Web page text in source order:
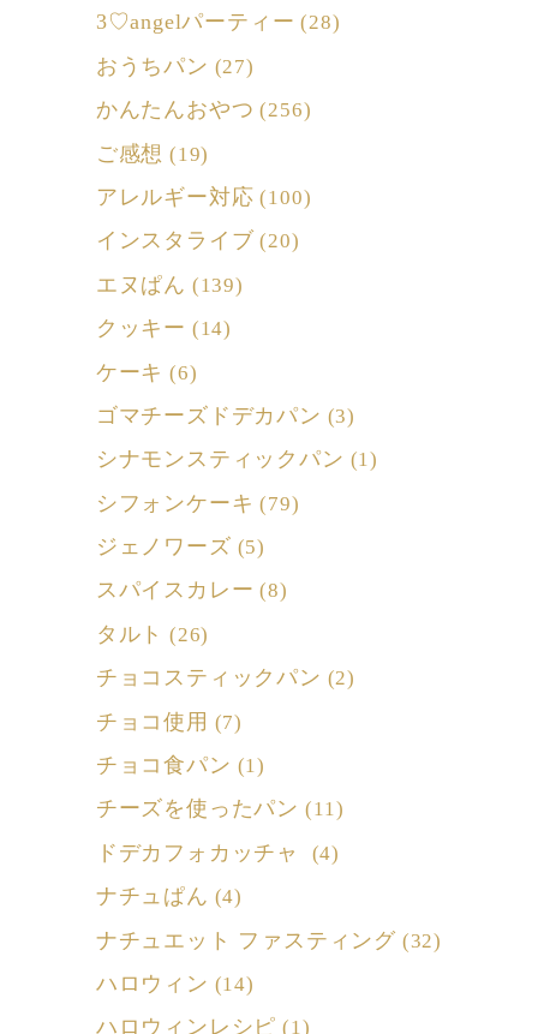
3♡angelパーティー (28)
おうちパン (27)
かんたんおやつ (256)
ご感想 (19)
アレルギー対応 (100)
インスタライブ (20)
エヌぱん (139)
クッキー (14)
ケーキ (6)
ゴマチーズドデカパン (3)
シナモンスティックパン (1)
シフォンケーキ (79)
ジェノワーズ (5)
スパイスカレー (8)
タルト (26)
チョコスティックパン (2)
チョコ使用 (7)
チョコ食パン (1)
チーズを使ったパン (11)
ドデカフォカッチャ (4)
ナチュぱん (4)
ナチュエット ファスティング (32)
ハロウィン (14)
ハロウィンレシピ (1)